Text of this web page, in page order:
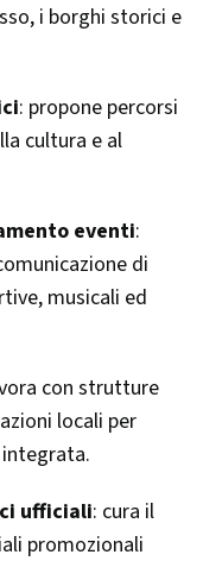
i borghi storici e
: propone percorsi
cultura e al
eventi:
di
musicali ed
con strutture
locali per
ufficiali: cura il
promozionali